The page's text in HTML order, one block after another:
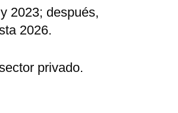
2023; después,
2026.
privado.